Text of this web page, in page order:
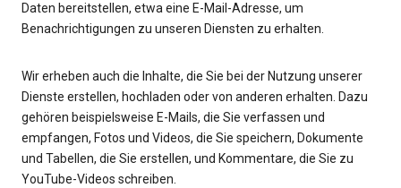
Daten bereitstellen, etwa eine E-Mail-Adresse, um
Benachrichtigungen zu unseren Diensten zu erhalten.
Wir erheben auch die Inhalte, die Sie bei der Nutzung unserer
Dienste erstellen, hochladen oder von anderen erhalten. Dazu
gehören beispielsweise E-Mails, die Sie verfassen und
empfangen, Fotos und Videos, die Sie speichern, Dokumente
und Tabellen, die Sie erstellen, und Kommentare, die Sie zu
YouTube-Videos schreiben.